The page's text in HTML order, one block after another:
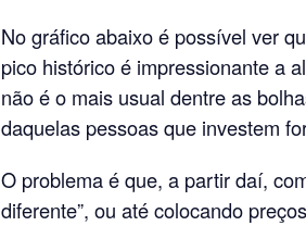
No gráfico abaixo é possível ver
pico histórico é impressionante a
não é o mais usual dentre as
daquelas pessoas que investem
O problema é que, a partir daí,
diferente”, ou até colocando